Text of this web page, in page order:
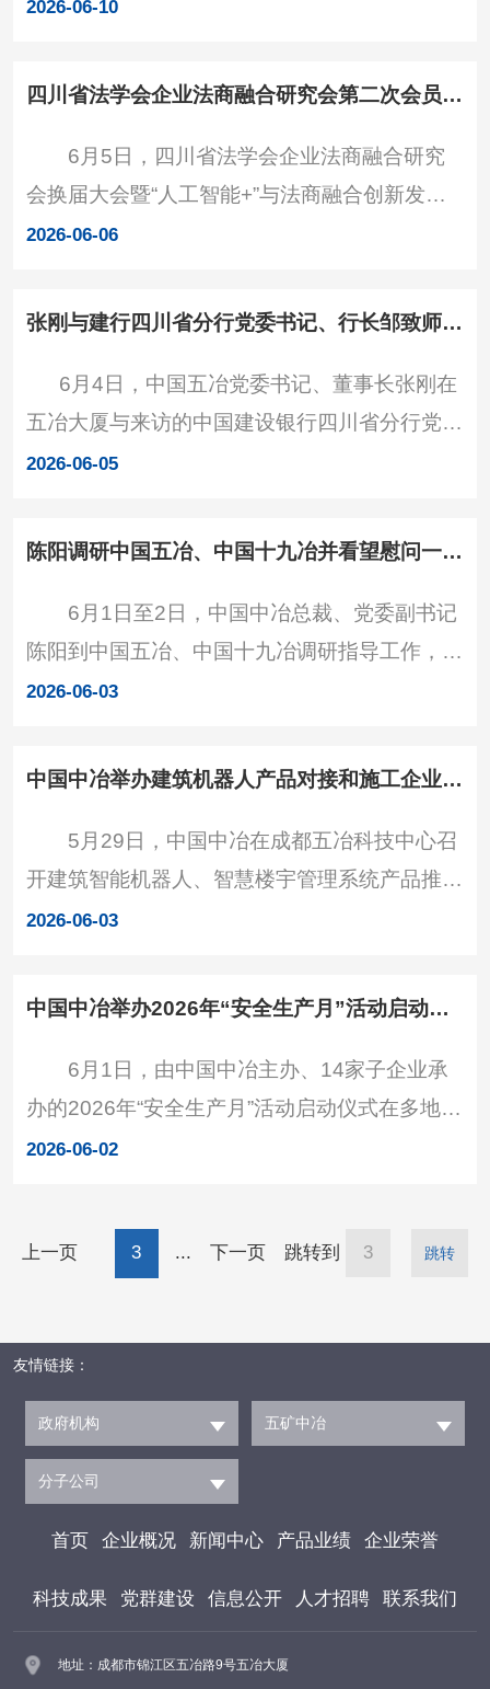
谢。他指出，习近平总书记高度重视国资央企工
的信任与支持，并介绍了中国五冶发展情况。他
业，经过长期探索和实践，具备行业领先的技
术、管理、资信和全产业链服务优势，依托特色
鲜明的一体化、集约化、精细化经营管理模式，
2026-06-10
四川省法学会企业法商融合研究会第二次会员代表大会在中国五冶召开
6月5日，四川省法学会企业法商融合研究
会换届大会暨“人工智能+”与法商融合创新发展
研讨会在中国五冶召开。四川省委政法委副书
学会副会长、企业法商融合研究会会长程并强出
制委员会副主任郭彦出席会议并主持研讨会，省
高级人民法院党组成员、副院长曾学原，中国五
冶党委书记、董事长张刚出席会议并致辞。会议
2026-06-06
张刚与建行四川省分行党委书记、行长邹致师举行工作会谈
6月4日，中国五冶党委书记、董事长张刚在
五冶大厦与来访的中国建设银行四川省分行党委
书记、行长邹致师举行工作会谈，双方就强化合
李文，建行四川省分行党委委员、副行长代建勇
信任与支持。他指出，中国五冶是中国五矿、中
国中冶骨干子企业，当前正聚焦
2026-06-05
陈阳调研中国五冶、中国十九冶并看望慰问一线干部职工
6月1日至2日，中国中冶总裁、党委副书记
陈阳到中国五冶、中国十九冶调研指导工作，组
织召开调研座谈会，并看望慰问一线干部职工。
心、远程管控中心，与干部职工开展座谈交流，
发展成效表示肯定，并提出明确要求。一要坚定
目标不动摇，全力冲刺“双过半”。头部企业挑大
梁，要主动当排头、做表率，攻坚克难，奋力拼
2026-06-03
中国中冶举办建筑机器人产品对接和施工企业科技赋能产业发展交流会
5月29日，中国中冶在成都五冶科技中心召
开建筑智能机器人、智慧楼宇管理系统产品推广
对接和施工企业科技赋能产业发展内部交流会。
相关部门及19家施工和金融投资企业共计80人
业严峻的市场竞争环境，依托智能建造等科技创
新成果提升自身竞争力成为“十五五”各施工企业
突出重围的必由之路，尤其在海外市场重要性更
2026-06-03
中国中冶举办2026年“安全生产月”活动启动仪式
6月1日，由中国中冶主办、14家子企业承
办的2026年“安全生产月”活动启动仪式在多地同
步举行。中国中冶总裁、党委副书记陈阳在主会
张刚，副总经理王玉贵等领导参加活动。活动启
会应急——排查整治风险隐患”为主题，结合中
国中冶“一核心两主体五特色”业务体系，按照“1
+5M
2026-06-02
上一页 3 ... 下一页 跳转到 跳转
友情链接：
政府机构 五矿中冶
分子公司
首页 企业概况 新闻中心 产品业绩 企业荣誉
科技成果 党群建设 信息公开 人才招聘 联系我们
地址：成都市锦江区五冶路9号五冶大厦